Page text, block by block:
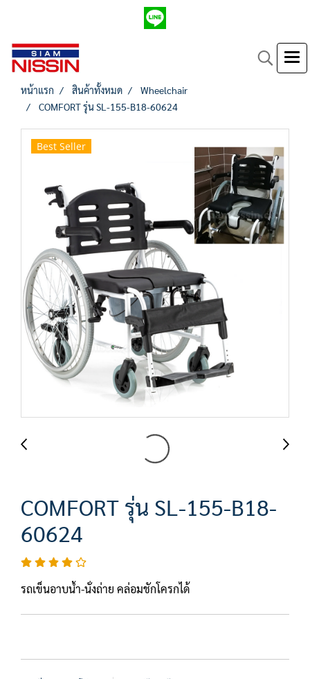
หน้าแรก สินค้าทั้งหมด
Wheelchair
COMFORT รุ่น SL-155-B18-60624
Best Seller
COMFORT รุ่น SL-155-B18-
60624
รถเข็นอาบน้ำ-นั่งถ่าย คล่อมชักโครกได้